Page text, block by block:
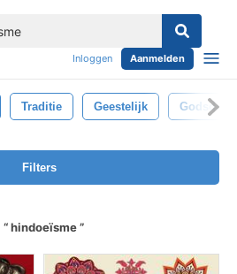
Inloggen Aanmelden
Traditie Geestelijk
Filters
hindoeïsme